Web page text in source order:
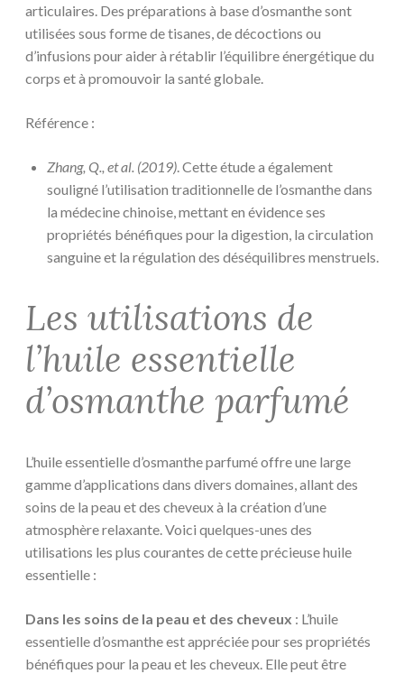
articulaires. Des préparations à base d’osmanthe sont
utilisées sous forme de tisanes, de décoctions ou
d’infusions pour aider à rétablir l’équilibre énergétique du
corps et à promouvoir la santé globale.
Référence :
Zhang, Q., et al. (2019) . Cette étude a également
souligné l’utilisation traditionnelle de l’osmanthe dans
la médecine chinoise, mettant en évidence ses
propriétés bénéfiques pour la digestion, la circulation
sanguine et la régulation des déséquilibres menstruels.
Les utilisations de
l’huile essentielle
d’osmanthe parfumé
L’huile essentielle d’osmanthe parfumé offre une large
gamme d’applications dans divers domaines, allant des
soins de la peau et des cheveux à la création d’une
atmosphère relaxante. Voici quelques-unes des
utilisations les plus courantes de cette précieuse huile
essentielle :
Dans les soins de la peau et des cheveux : L’huile
essentielle d’osmanthe est appréciée pour ses propriétés
bénéfiques pour la peau et les cheveux. Elle peut être